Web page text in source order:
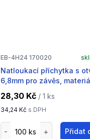
EB-4H24 170020
natloukací příchytka s otvorem
6,8mm pro závěs,
28,30 Kč / 1 ks
34,24 Kč s DPH
Přidat